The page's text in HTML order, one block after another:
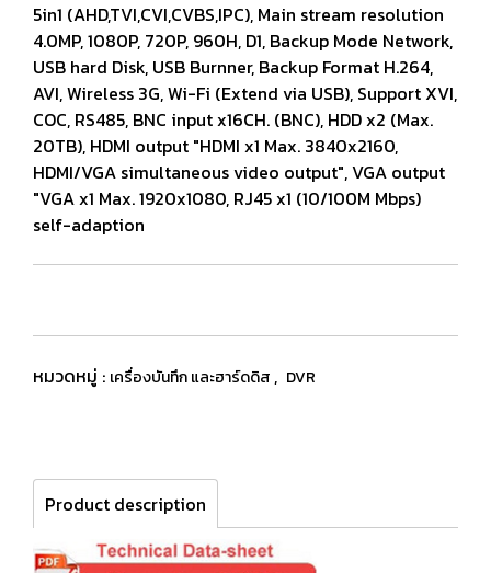
5in1 (AHD,TVI,CVI,CVBS,IPC), Main stream resolution
4.0MP, 1080P, 720P, 960H, D1, Backup Mode Network,
USB hard Disk, USB Burnner, Backup Format H.264,
AVI, Wireless 3G, Wi-Fi (Extend via USB), Support XVI,
COC, RS485, BNC input x16CH. (BNC), HDD x2 (Max.
20TB), HDMI output "HDMI x1 Max. 3840x2160,
HDMI/VGA simultaneous video output", VGA output
"VGA x1 Max. 1920x1080, RJ45 x1 (10/100M Mbps)
self-adaption
หมวดหมู่ : เครื่องบันทึก และฮาร์ดดิส , DVR
Product description